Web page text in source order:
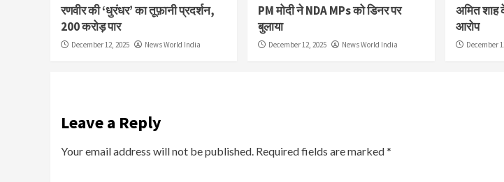
रणवीर की ‘धुरंधर’ का तूफ़ानी प्रदर्शन,
200 करोड़ पार
December 12, 2025 News World India
PM मोदी ने NDA MPs को डिनर पर
बुलाया
December 12, 2025 News World India
अमित शाह
आरोप
December
Leave a Reply
Your email address will not be published. Required fields are marked*